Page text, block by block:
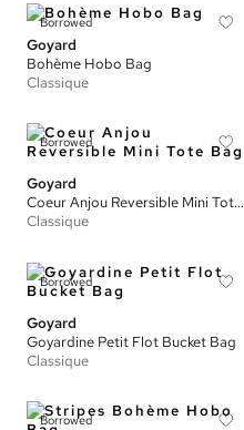
Borrowed
Goyard
Bohème Hobo Bag
Classique
Borrowed
Goyard
Coeur Anjou Reversible Mini Tote Bag
Classique
Borrowed
Goyard
Goyardine Petit Flot Bucket Bag
Classique
Borrowed